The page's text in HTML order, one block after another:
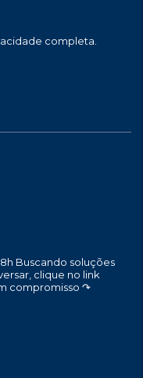
completa.
Buscando soluções
clique no link
compromisso ↷